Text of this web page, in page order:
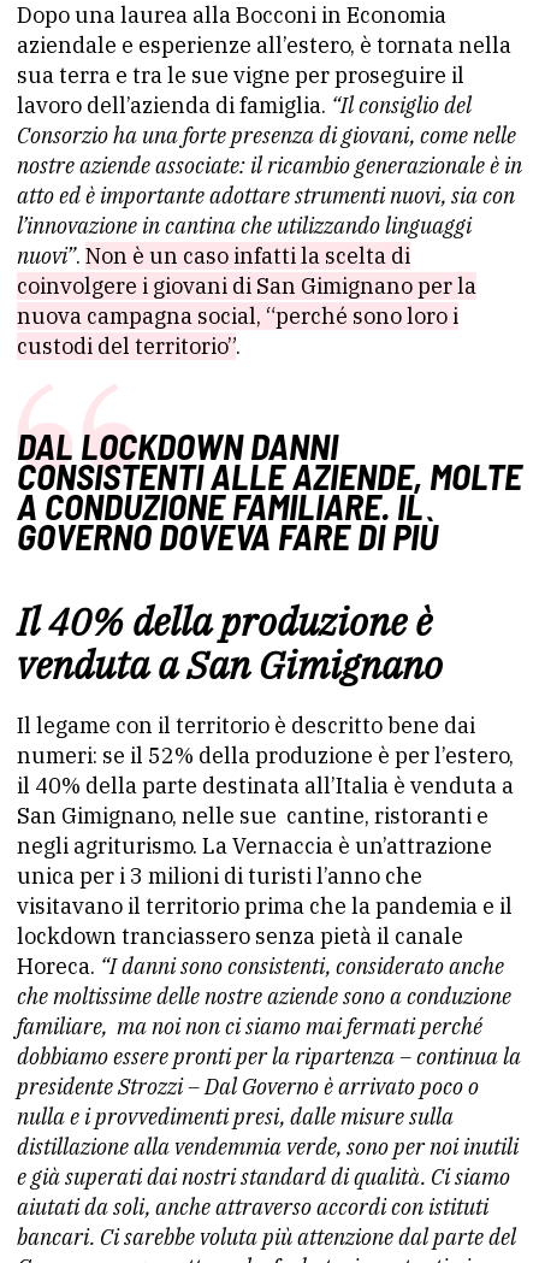
Dopo una laurea alla Bocconi in Economia
aziendale e esperienze all’estero, è tornata nella
sua terra e tra le sue vigne per proseguire il
lavoro dell’azienda di famiglia. “Il consiglio del
Consorzio ha una forte presenza di giovani, come nelle
nostre aziende associate: il ricambio generazionale è in
atto ed è importante adottare strumenti nuovi, sia con
l’innovazione in cantina che utilizzando linguaggi
nuovi”. Non è un caso infatti la scelta di
coinvolgere i giovani di San Gimignano per la
nuova campagna social, “perché sono loro i
custodi del territorio”.
DAL LOCKDOWN DANNI
CONSISTENTI ALLE AZIENDE, MOLTE
A CONDUZIONE FAMILIARE. IL
GOVERNO DOVEVA FARE DI PIÙ
Il 40% della produzione è
venduta a San Gimignano
Il legame con il territorio è descritto bene dai
numeri: se il 52% della produzione è per l’estero,
il 40% della parte destinata all’Italia è venduta a
San Gimignano, nelle sue cantine, ristoranti e
negli agriturismo. La Vernaccia è un’attrazione
unica per i 3 milioni di turisti l’anno che
visitavano il territorio prima che la pandemia e il
lockdown tranciassero senza pietà il canale
Horeca. “I danni sono consistenti, considerato anche
che moltissime delle nostre aziende sono a conduzione
familiare, ma noi non ci siamo mai fermati perché
dobbiamo essere pronti per la ripartenza – continua la
presidente Strozzi – Dal Governo è arrivato poco o
nulla e i provvedimenti presi, dalle misure sulla
distillazione alla vendemmia verde, sono per noi inutili
e già superati dai nostri standard di qualità. Ci siamo
aiutati da soli, anche attraverso accordi con istituti
bancari. Ci sarebbe voluta più attenzione dal parte del